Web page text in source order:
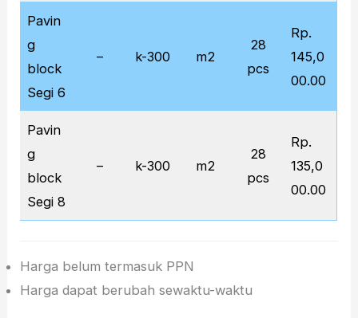
Pavin
g
block
Segi 6
– k-300 m2
28
pcs
Rp.
145,0
00.00
Pavin
g
block
Segi 8
– k-300 m2
28
pcs
Rp.
135,0
00.00
Harga belum termasuk PPN
Harga dapat berubah sewaktu-waktu